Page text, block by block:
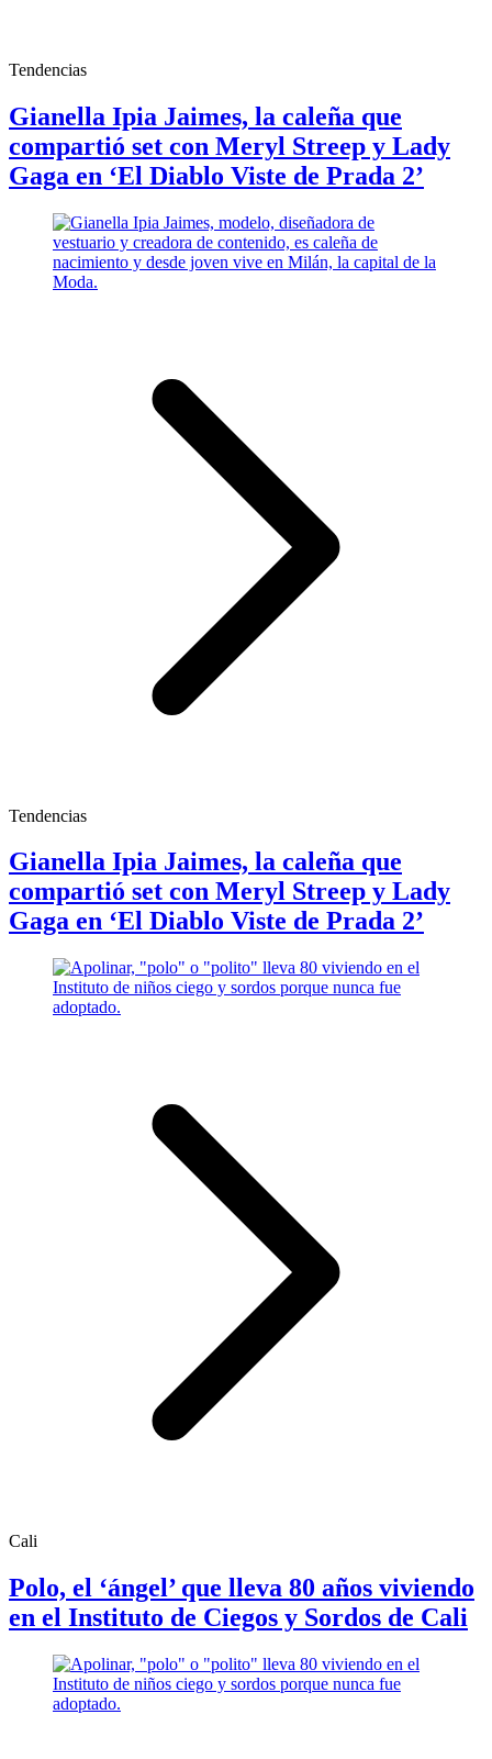
Tendencias
Gianella Ipia Jaimes, la caleña que
compartió set con Meryl Streep y Lady
Gaga en ‘El Diablo Viste de Prada 2’
Tendencias
Gianella Ipia Jaimes, la caleña que
compartió set con Meryl Streep y Lady
Gaga en ‘El Diablo Viste de Prada 2’
Cali
Polo, el ‘ángel’ que lleva 80 años viviendo
en el Instituto de Ciegos y Sordos de Cali